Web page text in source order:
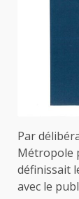
Par
Métropole
définissait
avec le